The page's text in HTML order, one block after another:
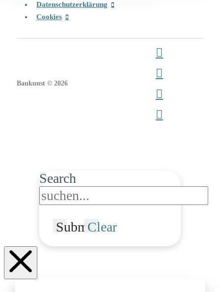
Datenschutzerklärung
Cookies
Baukunst © 2026
Search
SubmitClear